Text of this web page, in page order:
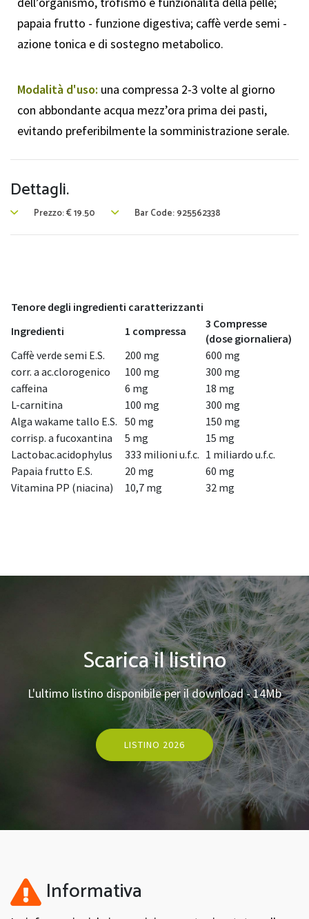
papaia frutto - funzione digestiva; caffè verde semi -
azione tonica e di sostegno metabolico.
Modalità d'uso: una compressa 2-3 volte al giorno
con abbondante acqua mezz’ora prima dei pasti,
evitando preferibilmente la somministrazione serale.
Dettagli.
Prezzo:€19.50 Bar Code: 925562338
Tenore degli ingredienti caratterizzanti
Ingredienti
1 compressa
3 Compresse
(dose giornaliera)
Caffè verde semi E.S.
200 mg
600 mg
corr. a ac.clorogenico
100 mg
300 mg
caffeina
6 mg
18 mg
L-carnitina
100 mg
300 mg
Alga wakame tallo E.S. 50 mg
150 mg
corrisp. a fucoxantina
5 mg
15 mg
Lactobac.acidophylus
333 milioni u.f.c. 1 miliardo u.f.c.
Papaia frutto E.S.
20 mg
60 mg
Vitamina PP (niacina)
10,7 mg 32 mg
Scarica il listino
L'ultimo listino disponibile per il download - 14Mb
LISTINO 2026
Informativa